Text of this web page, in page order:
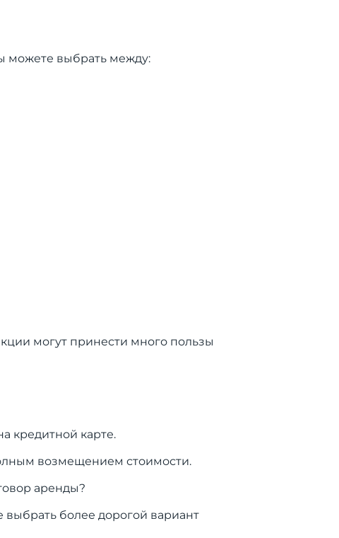
можете выбрать между:
могут принести много пользы
кредитной карте.
возмещением стоимости.
аренды?
выбрать более дорогой вариант